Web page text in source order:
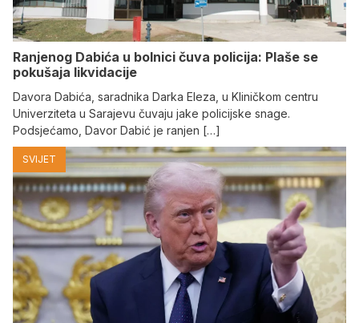
Ranjenog Dabića u bolnici čuva policija: Plaše se
pokušaja likvidacije
Davora Dabića, saradnika Darka Eleza, u Kliničkom centru
Univerziteta u Sarajevu čuvaju jake policijske snage.
Podsjećamo, Davor Dabić je ranjen […]
SVIJET